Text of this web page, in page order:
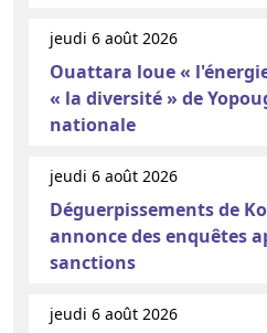
jeudi 6 août 2026
Ouattara loue «
« la diversité » de
nationale
jeudi 6 août 2026
Déguerpissements de
annonce des enquêtes
sanctions
jeudi 6 août 2026